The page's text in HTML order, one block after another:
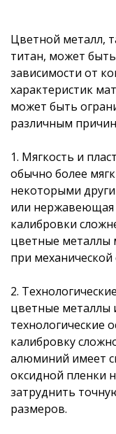
Цветной металл,
титан, может
зависимости от
характеристик
может быть
различным
1. Мягкость и
обычно более
некоторыми
или нержавеющая
калибровки
цветные металлы
при механической
2.
цветные металлы
технологические
калибровку
алюминий имеет
оксидной пленки
затруднить
размеров.